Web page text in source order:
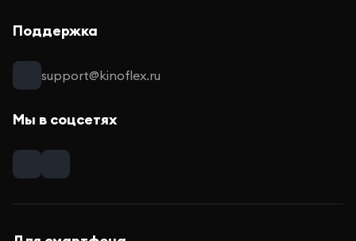
Поддержка
support@kinoflex.ru
Мы в соцсетях